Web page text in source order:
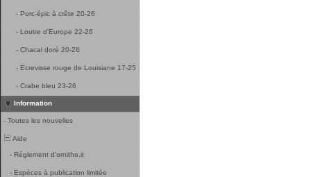
- Porc-épic à crête 20-26
- Loutre d'Europe 22-26
- Chacal doré 20-26
- Ecrevisse rouge de Louisiane 17-25
- Crabe bleu 23-26
Information
- Toutes les nouvelles
Aide
- Réglement d'ornitho.it
- Espèces à publication limitée